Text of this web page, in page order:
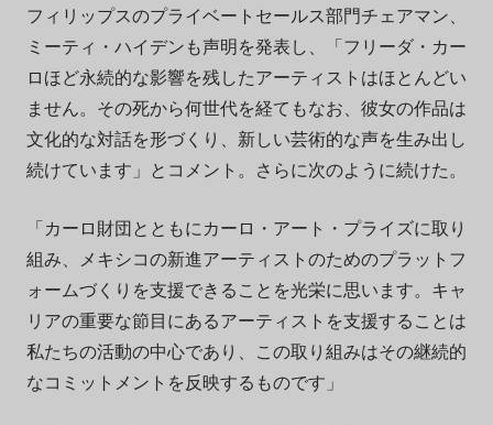
フィリップスのプライベートセールス部門チェアマン、
ミーティ・ハイデンも声明を発表し、「フリーダ・カー
ロほど永続的な影響を残したアーティストはほとんどい
ません。その死から何世代を経てもなお、彼女の作品は
文化的な対話を形づくり、新しい芸術的な声を生み出し
続けています」とコメント。さらに次のように続けた。
「カーロ財団とともにカーロ・アート・プライズに取り
組み、メキシコの新進アーティストのためのプラットフ
ォームづくりを支援できることを光栄に思います。キャ
リアの重要な節目にあるアーティストを支援することは
私たちの活動の中心であり、この取り組みはその継続的
なコミットメントを反映するものです」